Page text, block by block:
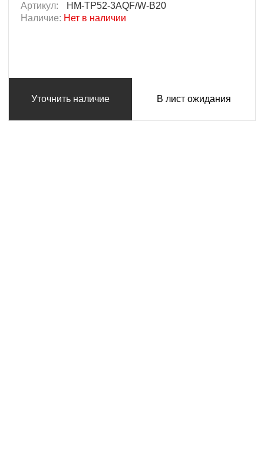
Артикул:
HM-TP52-3AQF/W-B20
Наличие: Нет в наличии
Уточнить наличие В лист ожидания